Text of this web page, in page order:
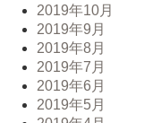
2019年10月
2019年9月
2019年8月
2019年7月
2019年6月
2019年5月